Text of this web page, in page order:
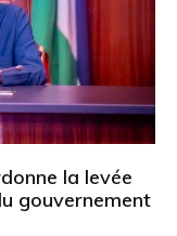
la levée
gouvernement